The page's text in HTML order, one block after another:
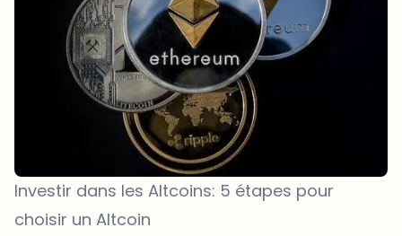
Investir dans les Altcoins: 5 étapes pour
choisir un Altcoin